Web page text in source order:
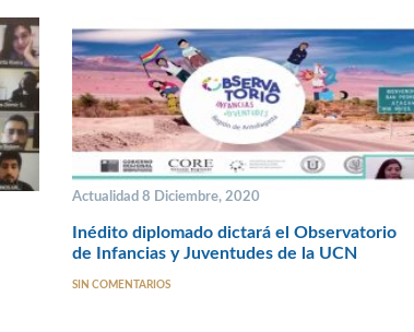
Actualidad 8 Diciembre, 2020
Inédito diplomado dictará el Observatorio
de Infancias y Juventudes de la UCN
SIN COMENTARIOS